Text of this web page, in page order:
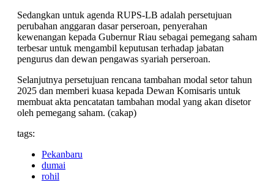
Sedangkan untuk agenda RUPS-LB adalah persetujuan
perubahan anggaran dasar perseroan, penyerahan
kewenangan kepada Gubernur Riau sebagai pemegang saham
terbesar untuk mengambil keputusan terhadap jabatan
pengurus dan dewan pengawas syariah perseroan.
Selanjutnya persetujuan rencana tambahan modal setor tahun
2025 dan memberi kuasa kepada Dewan Komisaris untuk
membuat akta pencatatan tambahan modal yang akan disetor
oleh pemegang saham. (cakap)
tags:
Pekanbaru
dumai
rohil